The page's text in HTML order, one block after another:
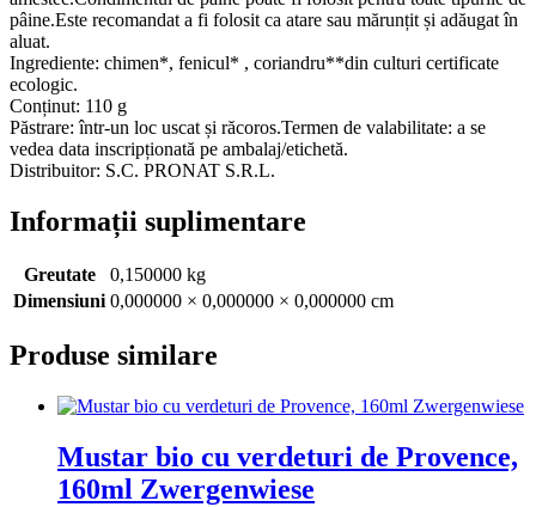
pâine.Este recomandat a fi folosit ca atare sau mărunțit și adăugat în
aluat.
Ingrediente: chimen*, fenicul* , coriandru**din culturi certificate
ecologic.
Conținut: 110 g
Păstrare: într-un loc uscat și răcoros.Termen de valabilitate: a se
vedea data inscripționată pe ambalaj/etichetă.
Distribuitor: S.C. PRONAT S.R.L.
Informații suplimentare
Greutate
0,150000 kg
Dimensiuni 0,000000 × 0,000000 × 0,000000 cm
Produse similare
Mustar bio cu verdeturi de Provence,
160ml Zwergenwiese